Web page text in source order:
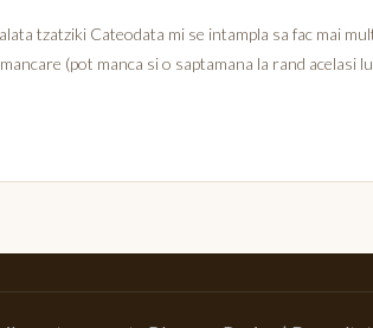
tzatziki Cateodata mi se intampla sa fac mai
(pot manca si o saptamana la rand acelasi